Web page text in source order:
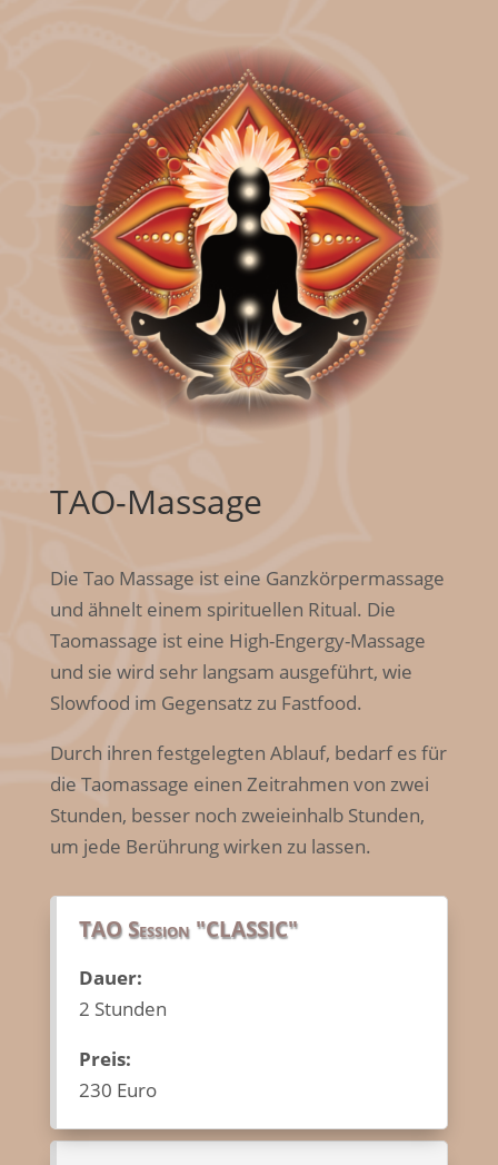
TAO-Massage
Die Tao Massage ist eine Ganzkörpermassage
und ähnelt einem spirituellen Ritual. Die
Taomassage ist eine High-Engergy-Massage
und sie wird sehr langsam ausgeführt, wie
Slowfood im Gegensatz zu Fastfood.
Durch ihren festgelegten Ablauf, bedarf es für
die Taomassage einen Zeitrahmen von zwei
Stunden, besser noch zweieinhalb Stunden,
um jede Berührung wirken zu lassen.
TAO Session "CLASSIC"
Dauer:
2 Stunden
Preis:
230 Euro